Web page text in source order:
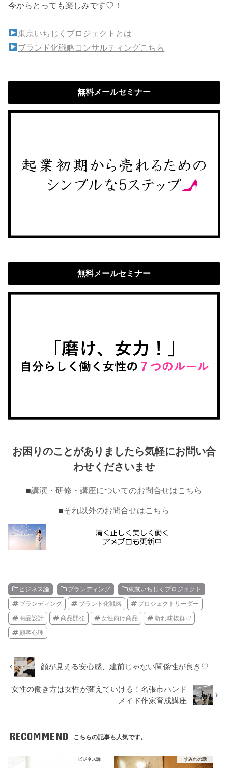
今からとっても楽しみです♡！
東京いちじくプロジェクトとは
ブランド化戦略コンサルティングこちら
無料メールセミナー
無料メールセミナー
お困りのことがありましたら気軽にお問い合
わせくださいませ
■講演・研修・講座についてのお問合せはこちら
■それ以外のお問合せはこちら
ビジネス論 ブランディング 東京いちじくプロジェクト
ブランディング ブランド化戦略 プロジェクトリーダー
商品設計 商品開発 女性向け商品 斬れ味抜群♡
顧客心理
顔が見える安心感、建前じゃない関係性が良き♡
女性の働き方は女性が変えていける！名張市ハンド
メイド作家育成講座
RECOMMEND こちらの記事も人気です。
ビジネス論 すみれの話